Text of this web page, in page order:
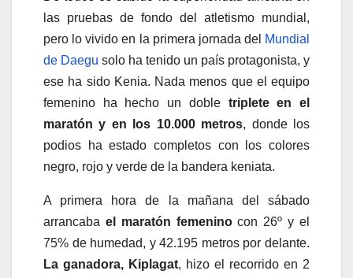
las pruebas de fondo del atletismo mundial,
pero lo vivido en la primera jornada del Mundial
de Daegu solo ha tenido un país protagonista, y
ese ha sido Kenia. Nada menos que el equipo
femenino ha hecho un doble triplete en el
maratón y en los 10.000 metros, donde los
podios ha estado completos con los colores
negro, rojo y verde de la bandera keniata.
A primera hora de la mañana del sábado
arrancaba el maratón femeninocon 26º y el
75% de humedad, y 42.195 metros por delante.
La ganadora, Kiplagat, hizo el recorrido en 2